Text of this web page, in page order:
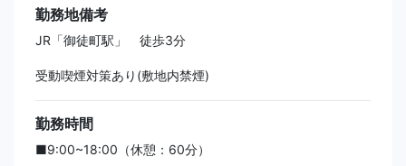
勤務地備考
JR「御徒町駅」 徒歩3分
受動喫煙対策あり(敷地内禁煙)
勤務時間
■9:00~18:00（休憩：60分）